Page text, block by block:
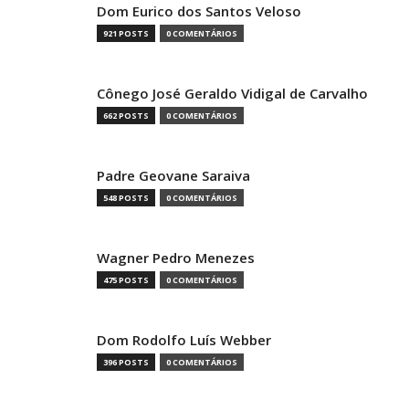
Dom Eurico dos Santos Veloso
921 POSTS 0 COMENTÁRIOS
Cônego José Geraldo Vidigal de Carvalho
662 POSTS 0 COMENTÁRIOS
Padre Geovane Saraiva
548 POSTS 0 COMENTÁRIOS
Wagner Pedro Menezes
475 POSTS 0 COMENTÁRIOS
Dom Rodolfo Luís Webber
396 POSTS 0 COMENTÁRIOS